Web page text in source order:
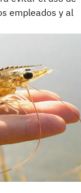
empleados y al